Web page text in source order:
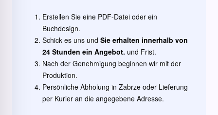
Erstellen Sie eine PDF-Datei oder ein
Buchdesign.
Schick es uns und Sie erhalten innerhalb von
24 Stunden ein Angebot. und Frist.
Nach der Genehmigung beginnen wir mit der
Produktion.
Persönliche Abholung in Zabrze oder Lieferung
per Kurier an die angegebene Adresse.